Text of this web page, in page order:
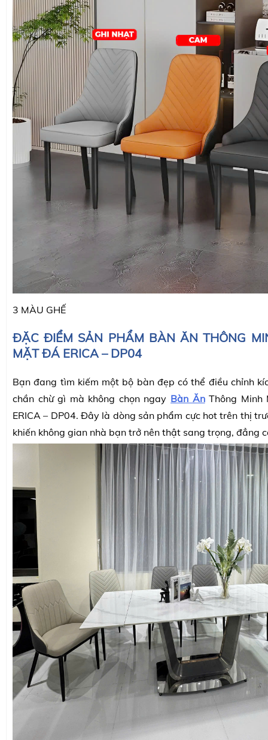
3 MÀU GHẾ
ĐẶC ĐIỂM SẢN PHẨM BÀN ĂN THÔNG
MẶT ĐÁ ERICA – DP04
Bạn đang tìm kiếm một bộ bàn đẹp có thể điều chỉnh
chần chừ gì mà không chọn ngay Bàn ĂnThông Minh
ERICA – DP04. Đây là dòng sản phẩm cực hot trên thị
khiến không gian nhà bạn trở nên thật sang trọng, đẳng